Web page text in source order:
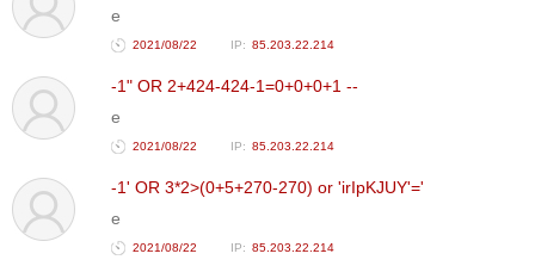
e
2021/08/22 85.203.22.214
-1" OR 2+424-424-1=0+0+0+1 --
e
2021/08/22 85.203.22.214
-1' OR 3*2>(0+5+270-270) or 'irIpKJUY'='
e
2021/08/22 85.203.22.214